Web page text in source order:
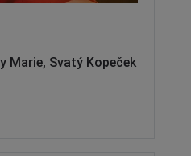
Marie, Svatý Kopeček